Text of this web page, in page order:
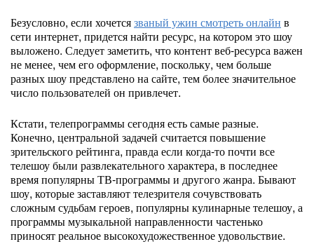
Безусловно, если хочетсязваный ужин смотреть онлайн в
сети интернет, придется найти ресурс, на котором это шоу
выложено. Следует заметить, что контент веб-ресурса важен
не менее, чем его оформление, поскольку, чем больше
разных шоу представлено на сайте, тем более значительное
число пользователей он привлечет.
Кстати, телепрограммы сегодня есть самые разные.
Конечно, центральной задачей считается повышение
зрительского рейтинга, правда если когда-то почти все
телешоу были развлекательного характера, в последнее
время популярны ТВ-программы и другого жанра. Бывают
шоу, которые заставляют телезрителя сочувствовать
сложным судьбам героев, популярны кулинарные телешоу, а
программы музыкальной направленности частенько
приносят реальное высокохудожественное удовольствие.